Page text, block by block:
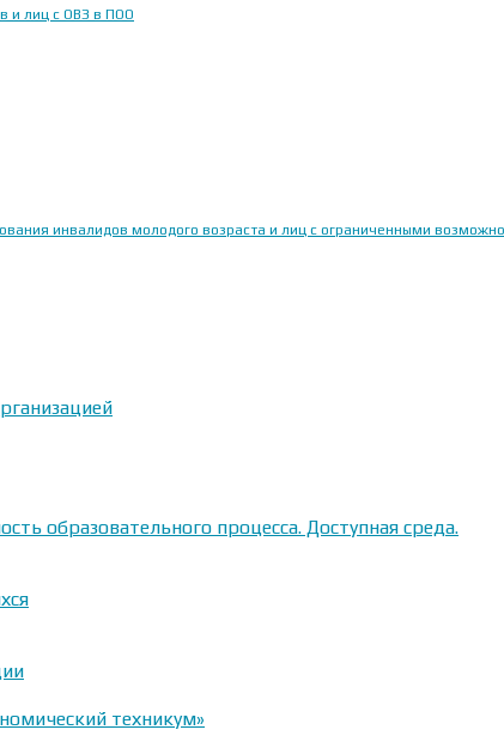
и лиц с ОВЗ в ПОО
инвалидов молодого возраста и лиц с ограниченными
образовательного процесса. Доступная среда.
техникум»